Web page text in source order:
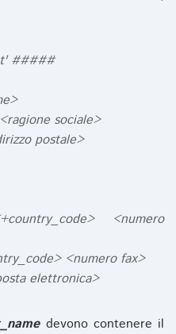
#####
sociale>
postale>
<numero
<numero fax>
elettronica>
devono contenere il